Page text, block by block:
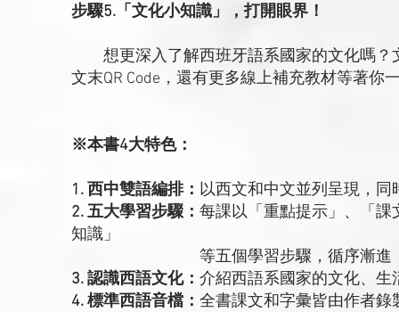
步驟5.「文化小知識」，打開眼界！
想更深入了解西班牙語系國家的文化嗎？
文末QR Code，還有更多線上補充教材等著你
※本書4大特色：
1. 西中雙語編排： 以西文和中文並列呈現，
2. 五大學習步驟： 每課以「重點提示」、「
知識」
等五個學習步驟，循序漸進，全面
3. 認識西語文化： 介紹西語系國家的文化、
4. 標準西語音檔： 全書課文和字彙皆由作者錄